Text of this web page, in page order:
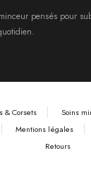
pensés pour
& Corsets Soins
Mentions légales
Retours